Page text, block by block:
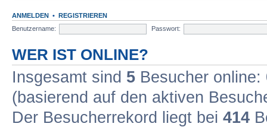
ANMELDEN • REGISTRIEREN
Benutzername:
Passwort:
WER IST ONLINE?
Insgesamt sind 5 Besucher
(basierend auf den aktiven
Der Besucherrekord liegt bei 414